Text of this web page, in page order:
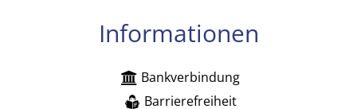
Informationen
Bankverbindung
Barrierefreiheit